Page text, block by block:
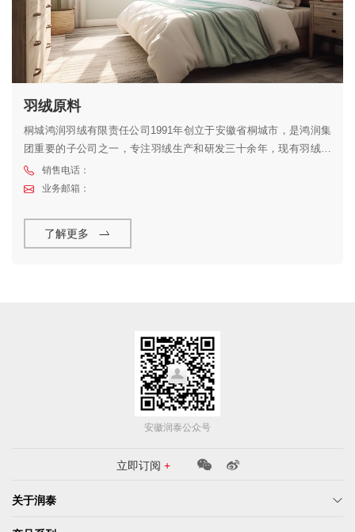
羽绒原料
桐城鸿润羽绒有限责任公司1991年创立于安徽省桐城市，是鸿润集
团重要的子公司之一，专注羽绒生产和研发三十余年，现有羽绒水
洗生产线10条，各种配套先进生产设备50余台，水洗羽绒年产量达1
万余吨，羽绒的生产技术水平、规模和产量及仓储能力居同行业前
销售电话：
业务邮箱：
了解更多
安徽润泰公众号
立即订阅 +
关于润泰